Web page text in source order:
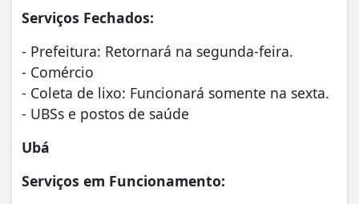
Serviços Fechados:
- Prefeitura: Retornará na segunda-feira.
- Comércio
- Coleta de lixo: Funcionará somente na sexta.
- UBSs e postos de saúde
Ubá
Serviços em Funcionamento: